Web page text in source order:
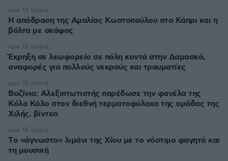
Η απόδραση της Αμαλίας Κωστοπούλου στο Κάπρι και η
βόλτα με σκάφος
πριν 13 λεπτά
Έκρηξη σε λεωφορείο σε πόλη κοντά στην Δαμασκό,
αναφορές για πολλούς νεκρούς και τραυματίες
πριν 15 λεπτά
Βοζίνια: Αλεξιπτωτιστής παρέδωσε την φανέλα της
Κόλο Κόλο στον διεθνή τερματοφύλακα της ομάδας της
Χιλής, βίντεο
πριν 15 λεπτά
Tο «άγνωστο» λιμάνι της Χίου με το νόστιμο φαγητό και
τη μουσική
πριν 19 λεπτά